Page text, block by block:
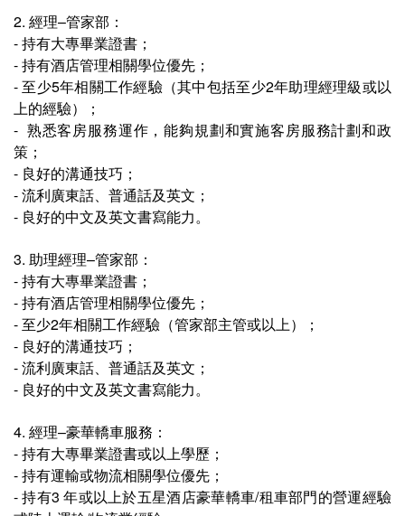
2. 經理–管家部：
- 持有大專畢業證書；
- 持有酒店管理相關學位優先；
- 至少5年相關工作經驗（其中包括至少2年助理經理級或以
上的經驗）；
- 熟悉客房服務運作，能夠規劃和實施客房服務計劃和政
策；
- 良好的溝通技巧；
- 流利廣東話、普通話及英文；
- 良好的中文及英文書寫能力。
3. 助理經理–管家部：
- 持有大專畢業證書；
- 持有酒店管理相關學位優先；
- 至少2年相關工作經驗（管家部主管或以上）；
- 良好的溝通技巧；
- 流利廣東話、普通話及英文；
- 良好的中文及英文書寫能力。
4. 經理–豪華轎車服務：
-持有大專畢業證書或以上學歷；
- 持有運輸或物流相關學位優先；
- 持有3 年或以上於五星酒店豪華轎車/租車部門的營運經驗